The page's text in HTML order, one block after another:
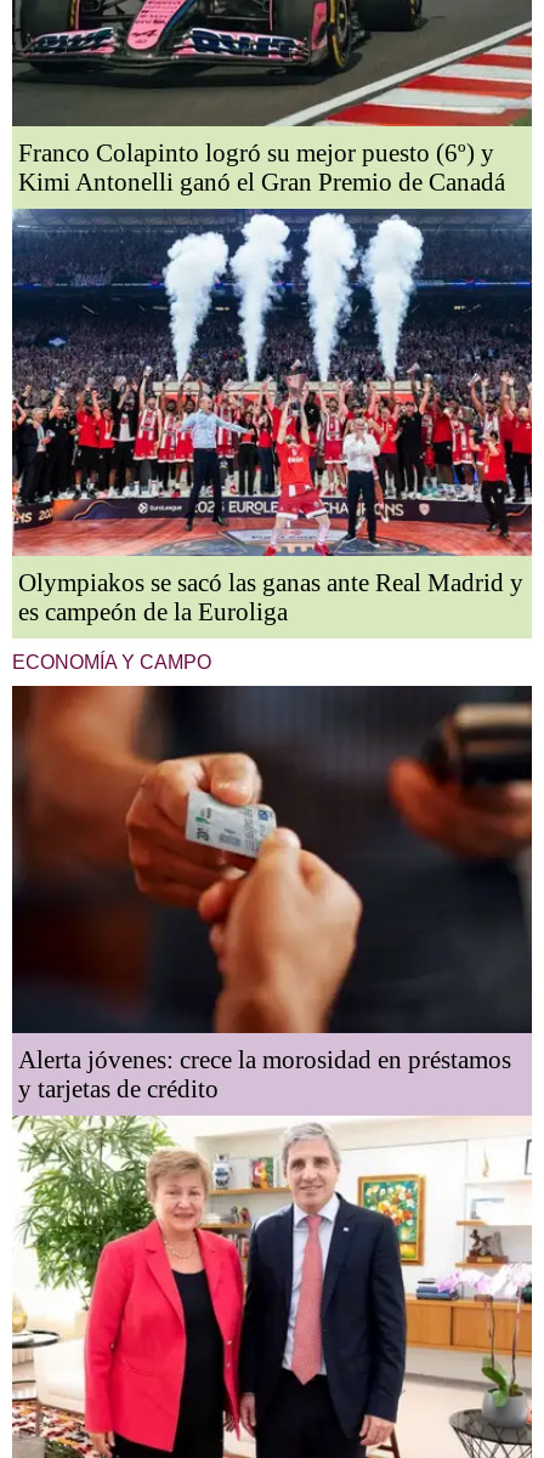
Franco Colapinto logró su mejor puesto (6º) y
Kimi Antonelli ganó el Gran Premio de Canadá
Olympiakos se sacó las ganas ante Real Madrid y
es campeón de la Euroliga
ECONOMÍA Y CAMPO
Alerta jóvenes: crece la morosidad en préstamos
y tarjetas de crédito